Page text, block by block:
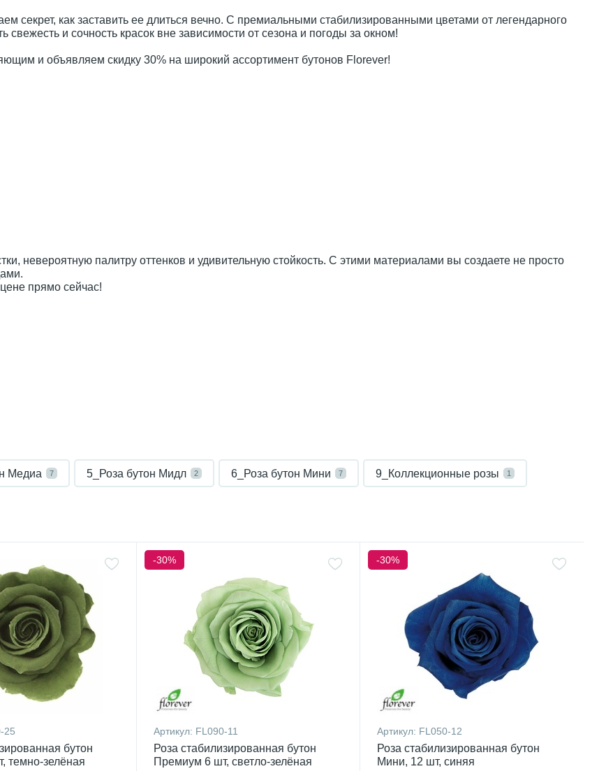
как заставить ее длиться вечно. С премиальными стабилизированными цветами от легендарного
и сочность красок вне зависимости от сезона и погоды за окном!
и объявляем скидку 30% на широкий ассортимент бутонов Florever!
невероятную палитру оттенков и удивительную стойкость. С этими материалами вы создаете не просто
прямо сейчас!
Медиа 7 5_Роза бутон Мидл 2 6_Роза бутон Мини 7 9_Коллекционные розы 1
25
бутон
темно-зелёная
-30%
Артикул: FL090-11
Роза стабилизированная бутон
Премиум 6 шт, светло-зелёная
-30%
Артикул: FL050-12
Роза стабилизированная бутон
Мини, 12 шт, синяя